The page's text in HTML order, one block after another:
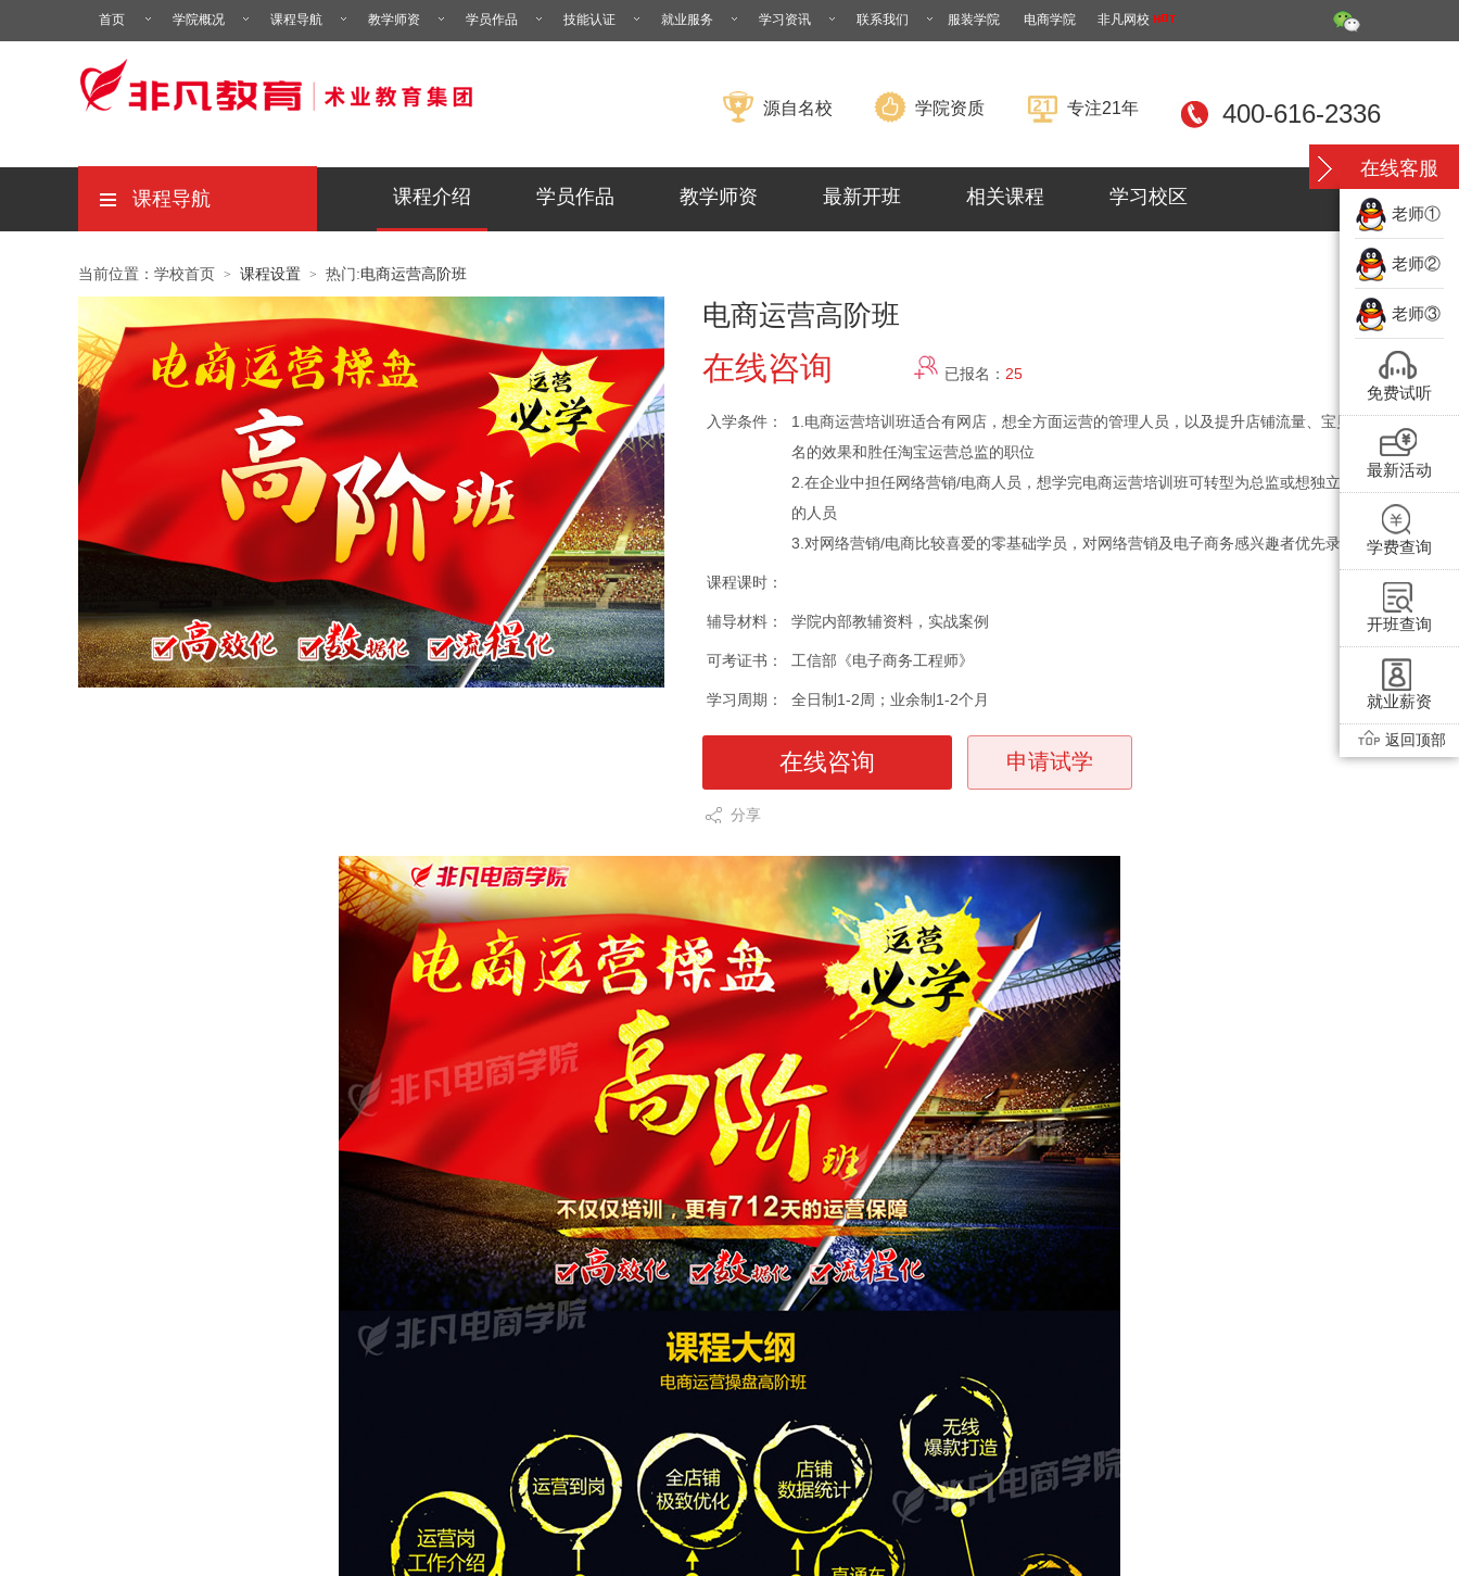
首页 学院概况 课程导航 教学师资 学员作品 技能认证 就业服务 学习资讯 联系我们 服装学院 电商学院 非凡网校
源自名校 学院资质 专注21年 400-616-2336
课程介绍 学员作品 教学师资 最新开班 相关课程 学习校区
课程导航
当前位置：学校首页 > 课程设置 > 热门:电商运营高阶班
电商运营高阶班
在线咨询 已报名： 25
入学条件：
1.电商运营培训班适合有网店，想全方面运营的管理人员，以及提升店铺流量、宝贝排
名的效果和胜任淘宝运营总监的职位
2.在企业中担任网络营销/电商人员，想学完电商运营培训班可转型为总监或想独立运营
的人员
3.对网络营销/电商比较喜爱的零基础学员，对网络营销及电子商务感兴趣者优先录取
课程课时：
辅导材料： 学院内部教辅资料，实战案例
可考证书： 工信部《电子商务工程师》
学习周期： 全日制1-2周；业余制1-2个月
在线咨询 申请试学
分享
在线客服
老师①
老师②
老师③
免费试听
最新活动
学费查询
开班查询
就业薪资
返回顶部